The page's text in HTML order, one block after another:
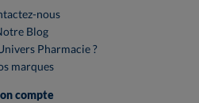
nous
Blog
Pharmacie ?
marques
compte